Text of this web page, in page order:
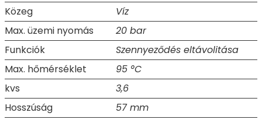
Közeg
Víz
Max. üzemi nyomás
20 bar
Funkciók
Szennyeződés eltávolitása
Max. hőmérséklet
95 °C
kvs
3,6
Hosszúság
57 mm